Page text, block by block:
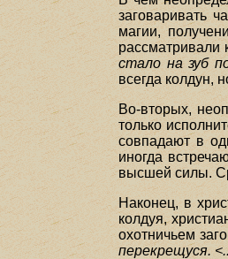
заговаривать
магии,
рассматривали
стало на зуб
всегда колдун,
Во-вторых,
только
совпадают в
иногда
высшей силы.
Наконец, в
колдуя,
охотничьем
перекрещуся.